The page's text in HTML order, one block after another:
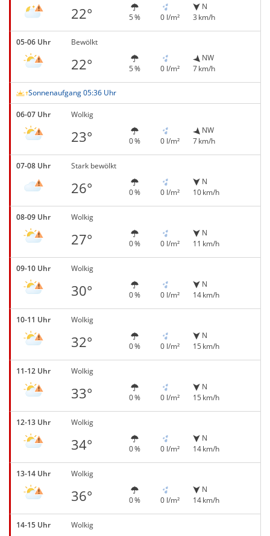
22° 5 % 0 l/m²
N
3 km/h
05-06 Uhr Bewölkt
22° 5 % 0 l/m²
NW
7 km/h
Sonnenaufgang 05:36 Uhr
06-07 Uhr Wolkig
23° 0 % 0 l/m²
NW
7 km/h
07-08 Uhr Stark bewölkt
26° 0 % 0 l/m²
N
10 km/h
08-09 Uhr Wolkig
27° 0 % 0 l/m²
N
11 km/h
09-10 Uhr Wolkig
30° 0 % 0 l/m²
N
14 km/h
10-11 Uhr Wolkig
32° 0 % 0 l/m²
N
15 km/h
11-12 Uhr Wolkig
33° 0 % 0 l/m²
N
15 km/h
12-13 Uhr Wolkig
34° 0 % 0 l/m²
N
14 km/h
13-14 Uhr Wolkig
36° 0 % 0 l/m²
N
14 km/h
14-15 Uhr
Wolkig